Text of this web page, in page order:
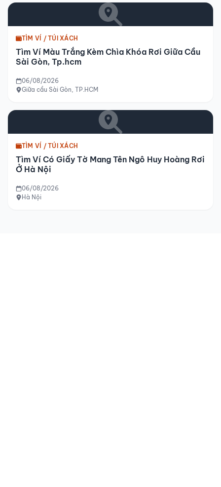
TÌM VÍ / TÚI XÁCH
Tìm Ví Màu Trắng Kèm Chìa Khóa Rơi Giữa Cầu
Sài Gòn, Tp.hcm
06/08/2026
Giữa cầu Sài Gòn, TP.HCM
TÌM VÍ / TÚI XÁCH
Tìm Ví Có Giấy Tờ Mang Tên Ngô Huy Hoàng Rơi
Ở Hà Nội
06/08/2026
Hà Nội